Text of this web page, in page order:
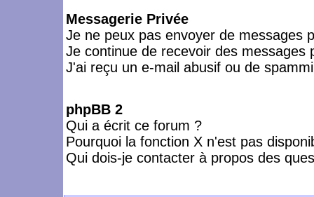
Messagerie Privée
Je ne peux pas envoyer de messages
Je continue de recevoir des messages
J'ai reçu un e-mail abusif ou de
phpBB 2
Qui a écrit ce forum ?
Pourquoi la fonction X n'est pas
Qui dois-je contacter à propos des